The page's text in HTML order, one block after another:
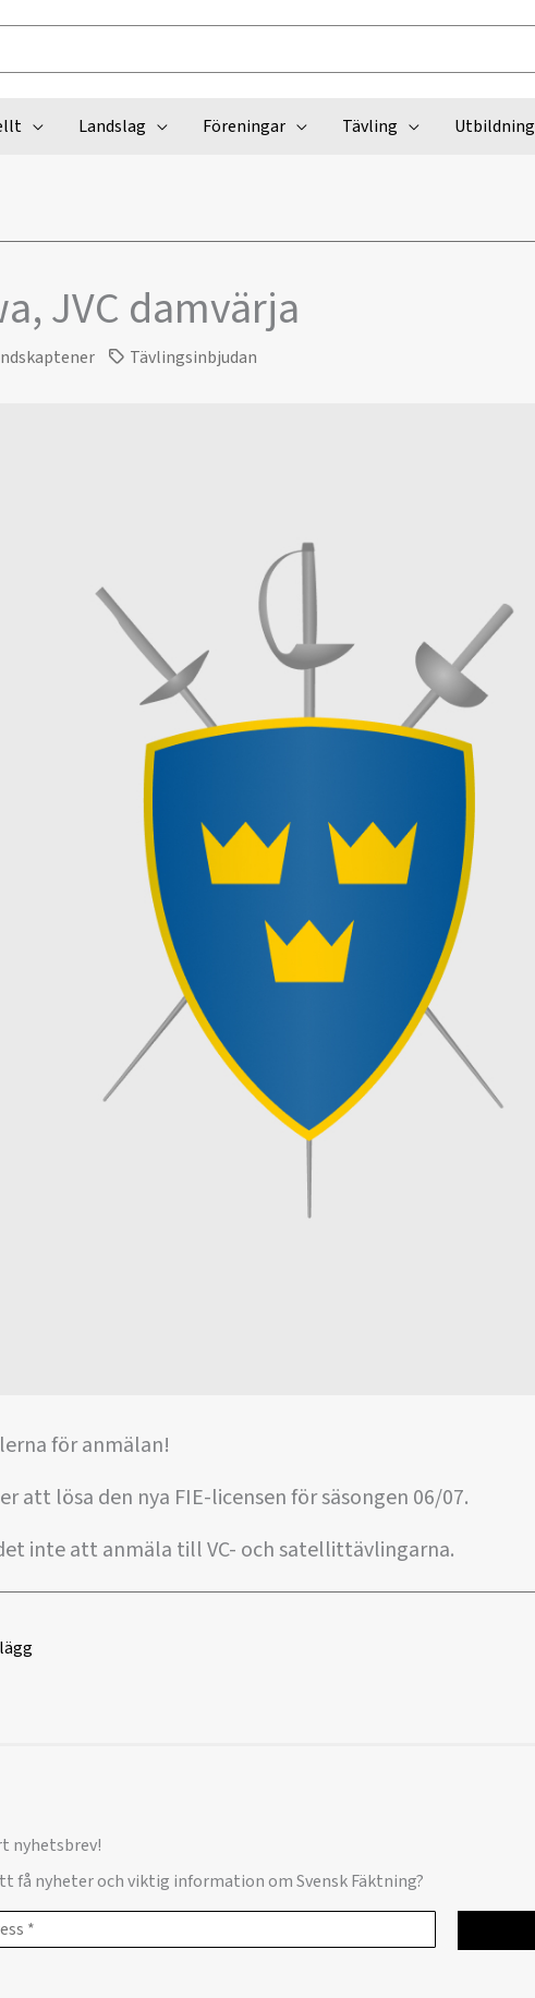
Landslag Föreningar Tävling Utbildning
JVC damvärja
Tävlingsinbjudan
för anmälan!
att lösa den nya FIE-licensen för säsongen 06/07.
inte att anmäla till VC- och satellittävlingarna.
nyhetsbrev!
få nyheter och viktig information om Svensk Fäktning?